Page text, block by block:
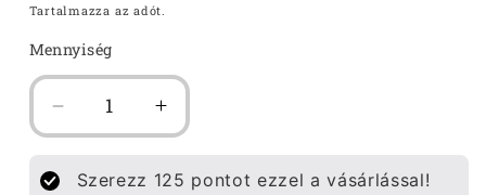
ár
Tartalmazza az adót.
Mennyiség
PRÉMIUM
KULCSTARTÓ
PRÉMIUM
KULCSTARTÓ
Szerezz 125 pontot ezzel a vásárlással!